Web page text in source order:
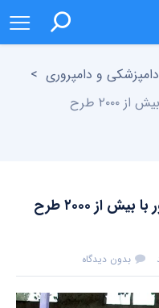
دامپزشکی و دامپروری >
رونق تحقیقات دامپروری در کشور با بیش از ۲۰۰۰ طرح
رونق تحقیقات دامپروری در کشور با بیش از ۲۰۰۰ طرح
بدون دیدگاه